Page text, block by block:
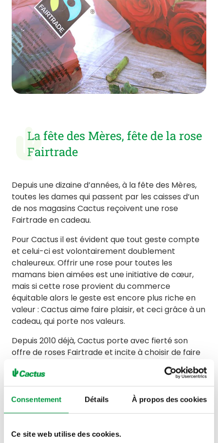
Consentement Détails À propos des cookies
Ce site web utilise des cookies.
La fête des Mères, fête de la rose
Fairtrade
Depuis une dizaine d’années, à la fête des Mères,
toutes les dames qui passent par les caisses d’un
de nos magasins Cactus reçoivent une rose
Fairtrade en cadeau.
Pour Cactus il est évident que tout geste compte
et celui-ci est volontairement doublement
chaleureux. Offrir une rose pour toutes les
mamans bien aimées est une initiative de cœur,
mais si cette rose provient du commerce
équitable alors le geste est encore plus riche en
valeur : Cactus aime faire plaisir, et ceci grâce à un
cadeau, qui porte nos valeurs.
Depuis 2010 déjà, Cactus porte avec fierté son
offre de roses Fairtrade et incite à choisir de faire
Voir tous nos actes